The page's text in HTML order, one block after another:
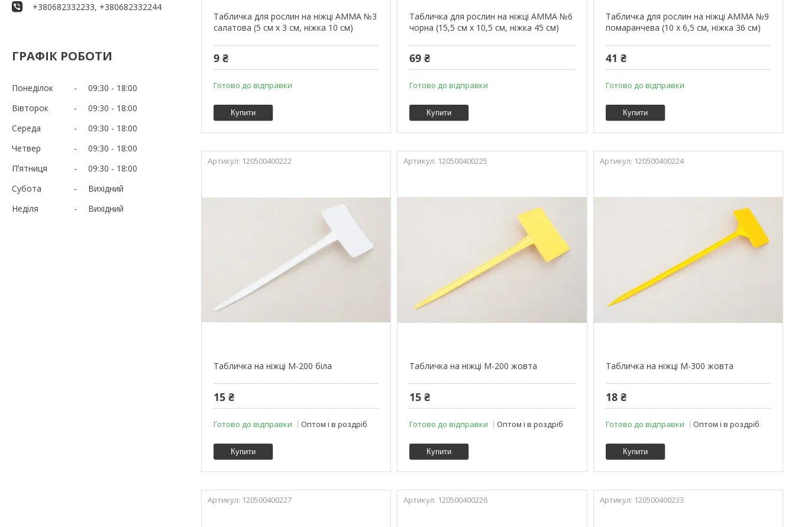
+380682332233, +380682332244
ГРАФІК РОБОТИ
Понеділок 09:30
18:00
Вівторок
09:30
18:00
Середа
09:30
18:00
Четвер
09:30
18:00
Пʼятниця
09:30
18:00
Субота
Вихідний
Неділя
Вихідний
Табличка для рослин на ніжці АММА №3
салатова (5 см x 3 см, ніжка 10 см)
9 ₴
Готово до відправки
Купити
Табличка для рослин на ніжці АММА №6
чорна (15,5 см x 10,5 см, ніжка 45 см)
69 ₴
Готово до відправки
Купити
Табличка для рослин на ніжці АММА №9
помаранчева (10 х 6,5 см, ніжка 36 см)
41 ₴
Готово до відправки
Купити
120500400222
Табличка на ніжці М-200 біла
15 ₴
Готово до відправки Оптом і в роздріб
Купити
120500400225
Табличка на ніжці М-200 жовта
15 ₴
Готово до відправки Оптом і в роздріб
Купити
120500400224
Табличка на ніжці М-300 жовта
18 ₴
Готово до відправки Оптом і в роздріб
Купити
120500400227 120500400226 120500400233